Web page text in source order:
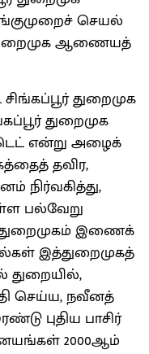
செயல்​
துறைமுக ஆணையத்​
துறைமுக
துறைமுக
என்று அழைக்​
தவிர,
நிர்​வகித்து,
பல்வேறு
துறைமுகம் இணைக்​
இத்துறைமுகத்​
துறை​யில்,
செய்ய, நவீனத்
புதிய பாசிர்
2000ஆம்